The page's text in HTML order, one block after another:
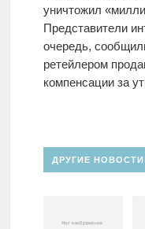
уничтожил
Представители
очередь,
ретейлером
компенсации за
ДРУГИЕ НОВОСТИ